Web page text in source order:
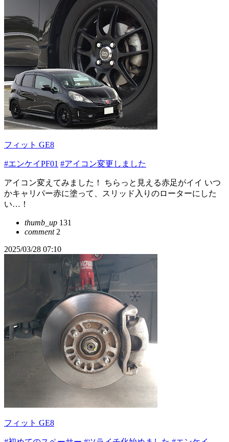
フィット GE8
#エンケイPF01 #アイコン変更しました
アイコン変えてみました！ ちらっと見える赤足がイイ いつ
かキャリパー赤に塗って、スリッド入りのローターにした
い…！
thumb_up 131
comment2
2025/03/28 07:10
フィット GE8